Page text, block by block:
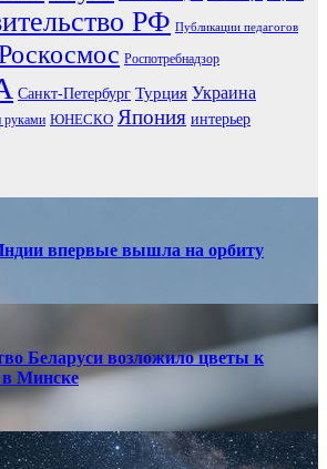
РФ Публикации педагогов
Роспотребнадзор
Санкт-Петербург Турция Украина
руками ЮНЕСКО Япония интерьер
впервые вышла на орбиту
Беларуси возложило цветы к
Минске